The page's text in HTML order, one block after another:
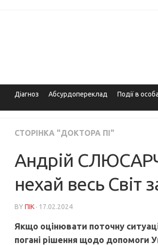
Діагноз Абсурдопереклад Події в
СТОРІНКА "ДОКТОРА ПІ"
Андрій
нехай весь Світ
BY ПІК · 17.02.2024
Якщо оцінювати поточну
погані рішення щодо допомоги